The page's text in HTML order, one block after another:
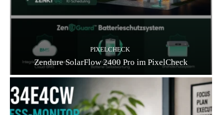
PIXELCHECK
Zendure SolarFlow 2400 Pro im PixelCheck